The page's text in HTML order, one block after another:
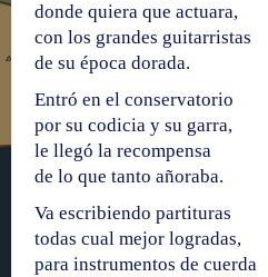
donde quiera que actuara,
con los grandes guitarristas
de su época dorada.
Entró en el conservatorio
por su codicia y su garra,
le llegó la recompensa
de lo que tanto añoraba.
Va escribiendo partituras
todas cual mejor logradas,
para instrumentos de cuerda